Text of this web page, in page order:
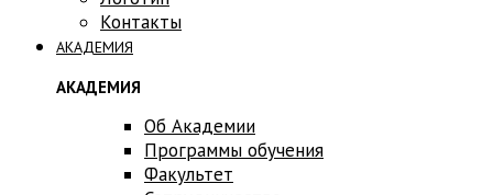
Контакты
АКАДЕМИЯ
АКАДЕМИЯ
Об Академии
Программы обучения
Факультет